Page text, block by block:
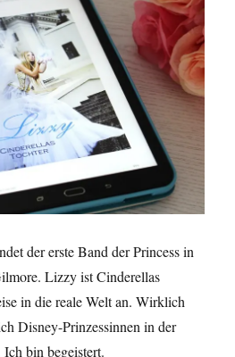
der erste Band der Princess in
Lizzy ist Cinderellas
in die reale Welt an. Wirklich
Disney-Prinzessinnen in der
Ich bin begeistert.